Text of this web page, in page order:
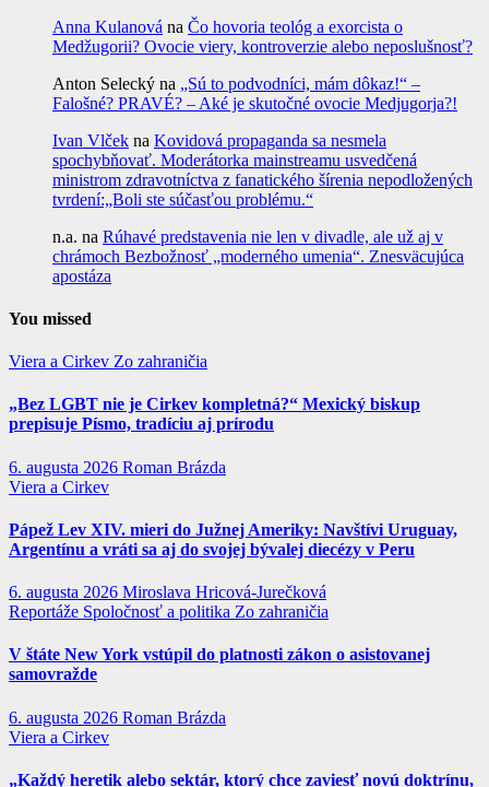
Anna Kulanová na Čo hovoria teológ a exorcista o
Medžugorii? Ovocie viery, kontroverzie alebo neposlušnosť?
Anton Selecký na „Sú to podvodníci, mám dôkaz!“ –
Falošné? PRAVÉ? – Aké je skutočné ovocie Medjugorja?!
Ivan Vlček na Kovidová propaganda sa nesmela
spochybňovať. Moderátorka mainstreamu usvedčená
ministrom zdravotníctva z fanatického šírenia nepodložených
tvrdení:„Boli ste súčasťou problému.“
n.a. na Rúhavé predstavenia nie len v divadle, ale už aj v
chrámoch Bezbožnosť „moderného umenia“. Znesväcujúca
apostáza
You missed
Viera a Cirkev Zo zahraničia
„Bez LGBT nie je Cirkev kompletná?“ Mexický biskup
prepisuje Písmo, tradíciu aj prírodu
6. augusta 2026 Roman Brázda
Viera a Cirkev
Pápež Lev XIV. mieri do Južnej Ameriky: Navštívi Uruguay,
Argentínu a vráti sa aj do svojej bývalej diecézy v Peru
6. augusta 2026 Miroslava Hricová-Jurečková
Reportáže Spoločnosť a politika Zo zahraničia
V štáte New York vstúpil do platnosti zákon o asistovanej
samovražde
6. augusta 2026 Roman Brázda
Viera a Cirkev
„Každý heretik alebo sektár, ktorý chce zaviesť novú doktrínu,